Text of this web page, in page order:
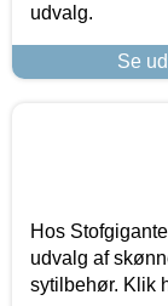
udvalg.
Se
Hos
udvalg af
sytilbehør. Klik